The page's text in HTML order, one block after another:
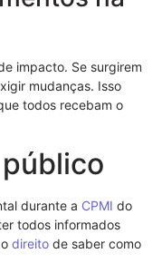
impacto. Se surgirem
mudanças. Isso
todos recebam o
durante a CPMI do
todos informados
direito de saber como